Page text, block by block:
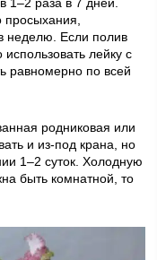
неделю. Если полив
лейку с
равномерно по всей
родниковая или
и из-под крана, но
1–2 суток. Холодную
быть комнатной, то